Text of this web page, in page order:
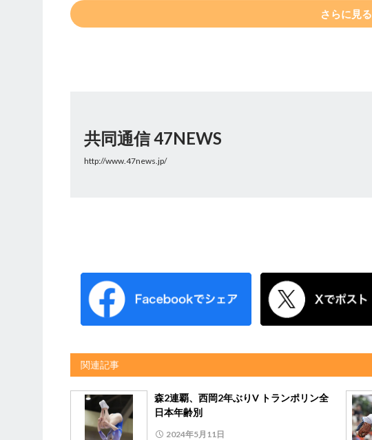
さらに見る
共同通信 47NEWS
http://www.47news.jp/
関連記事
森2連覇、西岡2年ぶりV トランポリン全
日本年齢別
2024年5月11日